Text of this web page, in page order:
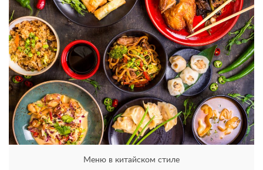
Меню в китайском стиле